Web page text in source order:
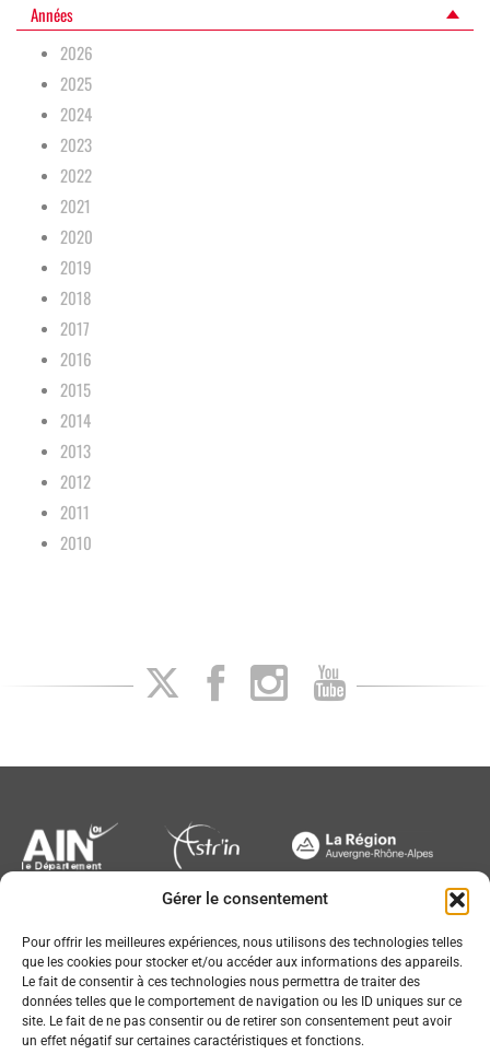
Gérer le consentement
Pour offrir les meilleures expériences, nous utilisons des technologies telles
que les cookies pour stocker et/ou accéder aux informations des appareils.
Le fait de consentir à ces technologies nous permettra de traiter des
données telles que le comportement de navigation ou les ID uniques sur ce
site. Le fait de ne pas consentir ou de retirer son consentement peut avoir
un effet négatif sur certaines caractéristiques et fonctions.
Années
2026
2025
2024
2023
2022
2021
2020
2019
2018
2017
2016
2015
2014
2013
2012
2011
2010
Newsletter